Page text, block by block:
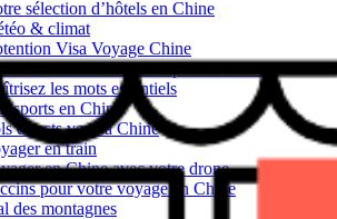
sélection d’hôtels en Chine
& climat
Visa Voyage Chine
communiquer depuis la Chine ?
les mots essentiels
en Chine
directs vers la Chine
en train
en Chine avec votre drone
pour votre voyage en Chine
des montagnes